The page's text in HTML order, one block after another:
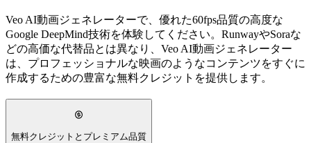
Veo AI動画ジェネレーターで、優れた60fps品質の高度な
Google DeepMind技術を体験してください。RunwayやSoraな
どの高価な代替品とは異なり、Veo AI動画ジェネレーター
は、プロフェッショナルな映画のようなコンテンツをすぐに
作成するための豊富な無料クレジットを提供します。
無料クレジットとプレミアム品質